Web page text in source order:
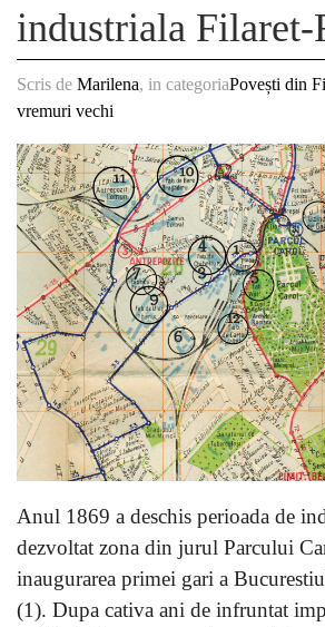
industriala Filaret-
Scris de Marilena, in categoriaPovești din
vremuri vechi
Anul 1869 a deschis perioada de
dezvoltat zona din jurul Parcului
inaugurarea primei gari a
(1). Dupa cativa ani de infruntat